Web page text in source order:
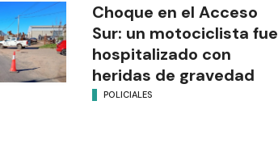
Choque en el Acceso
Sur: un motociclista fue
hospitalizado con
heridas de gravedad
POLICIALES